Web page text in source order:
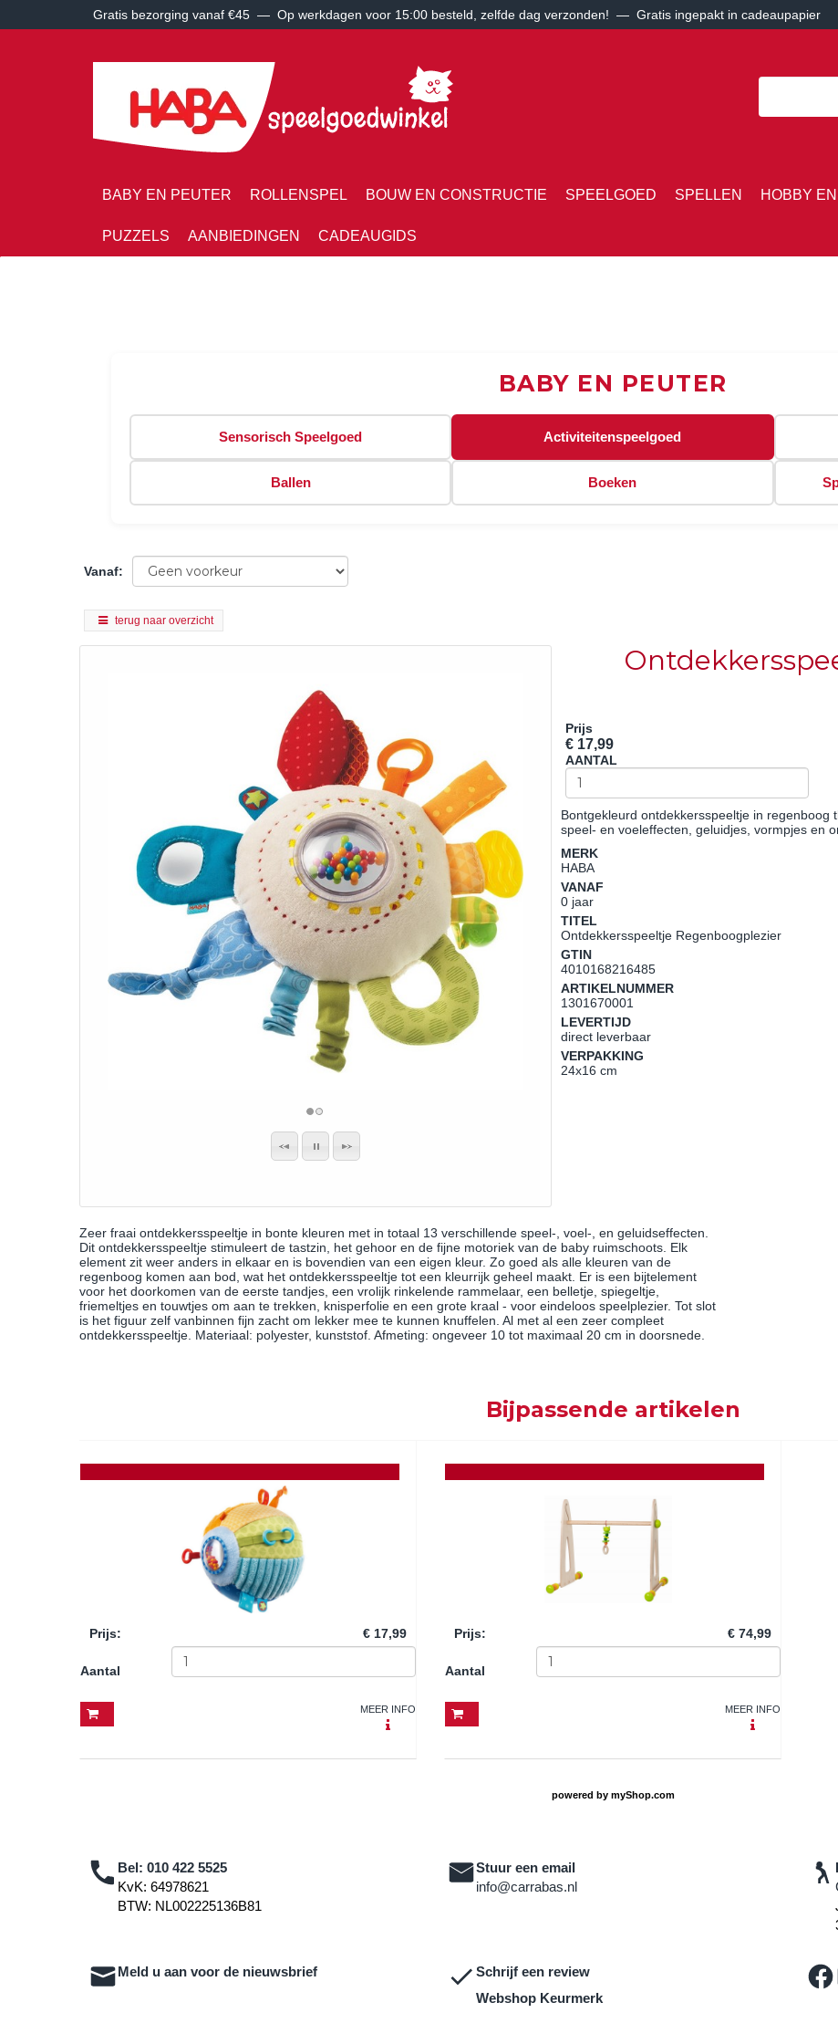
Gratis bezorging vanaf €45 — Op werkdagen voor 15:00 besteld, zelfde dag verzonden! — Gratis ingepakt in cadeaupapier
BABY EN PEUTER ROLLENSPEL BOUW EN CONSTRUCTIE SPEELGOED SPELLEN HOBBY
PUZZELS AANBIEDINGEN CADEAUGIDS
BABY EN PEUTER
Sensorisch Speelgoed Activiteitenspeelgoed
Ballen Boeken
Vanaf:
terug naar overzicht
Prijs
€ 17,99
AANTAL
Bontgekleurd ontdekkersspeeltje in regenboog
speel- en voeleffecten, geluidjes, vormpjes en
MERK
HABA
VANAF
0 jaar
TITEL
Ontdekkersspeeltje Regenboogplezier
GTIN
4010168216485
ARTIKELNUMMER
1301670001
LEVERTIJD
direct leverbaar
VERPAKKING
24x16 cm
Zeer fraai ontdekkersspeeltje in bonte kleuren met in totaal 13 verschillende speel-, voel-, en geluidseffecten.
Dit ontdekkersspeeltje stimuleert de tastzin, het gehoor en de fijne motoriek van de baby ruimschoots. Elk
element zit weer anders in elkaar en is bovendien van een eigen kleur. Zo goed als alle kleuren van de
regenboog komen aan bod, wat het ontdekkersspeeltje tot een kleurrijk geheel maakt. Er is een bijtelement
voor het doorkomen van de eerste tandjes, een vrolijk rinkelende rammelaar, een belletje, spiegeltje,
friemeltjes en touwtjes om aan te trekken, knisperfolie en een grote kraal - voor eindeloos speelplezier. Tot slot
is het figuur zelf vanbinnen fijn zacht om lekker mee te kunnen knuffelen. Al met al een zeer compleet
ontdekkersspeeltje. Materiaal: polyester, kunststof. Afmeting: ongeveer 10 tot maximaal 20 cm in doorsnede.
Bijpassende artikelen
Prijs: € 17,99
Aantal
MEER INFO
Prijs: € 74,99
Aantal
MEER INFO
powered by myShop.com
Bel: 010 422 5525
KvK: 64978621
BTW: NL002225136B81
Stuur een email
info@carrabas.nl
Meld u aan voor de nieuwsbrief
Schrijf een review
Webshop Keurmerk